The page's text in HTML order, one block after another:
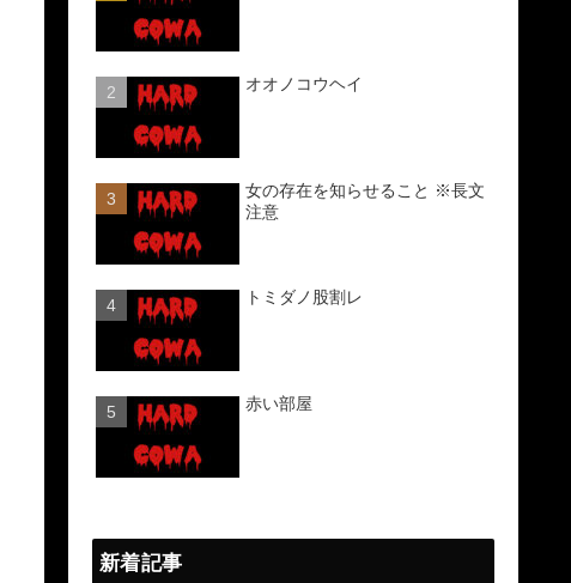
オオノコウヘイ
女の存在を知らせること ※長文
注意
トミダノ股割レ
赤い部屋
新着記事